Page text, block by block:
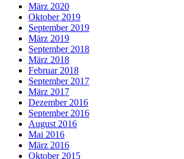
März 2020
Oktober 2019
September 2019
März 2019
September 2018
März 2018
Februar 2018
September 2017
März 2017
Dezember 2016
September 2016
August 2016
Mai 2016
März 2016
Oktober 2015